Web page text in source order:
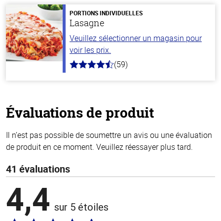
stars
PORTIONS INDIVIDUELLES
Lasagne
Veuillez sélectionner un magasin pour
voir les prix.
4.3
(59)
Évaluations de produit
Il n’est pas possible de soumettre un avis ou une évaluation
de produit en ce moment. Veuillez réessayer plus tard.
41 évaluations
4,4 sur 5 étoiles